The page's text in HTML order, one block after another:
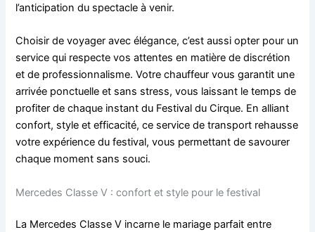
l’anticipation du spectacle à venir.
Choisir de voyager avec élégance, c’est aussi opter pour un
service qui respecte vos attentes en matière de discrétion
et de professionnalisme. Votre chauffeur vous garantit une
arrivée ponctuelle et sans stress, vous laissant le temps de
profiter de chaque instant du Festival du Cirque. En alliant
confort, style et efficacité, ce service de transport rehausse
votre expérience du festival, vous permettant de savourer
chaque moment sans souci.
Mercedes Classe V : confort et style pour le festival
La Mercedes Classe V incarne le mariage parfait entre